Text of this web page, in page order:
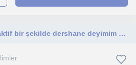
Fenbilisi öğretmeniyim aktif bir şekilde dershane deyimim oldu 7 sene . 7 sene birebir özel ders verdim . ( 5 -6-7-8).Sınif